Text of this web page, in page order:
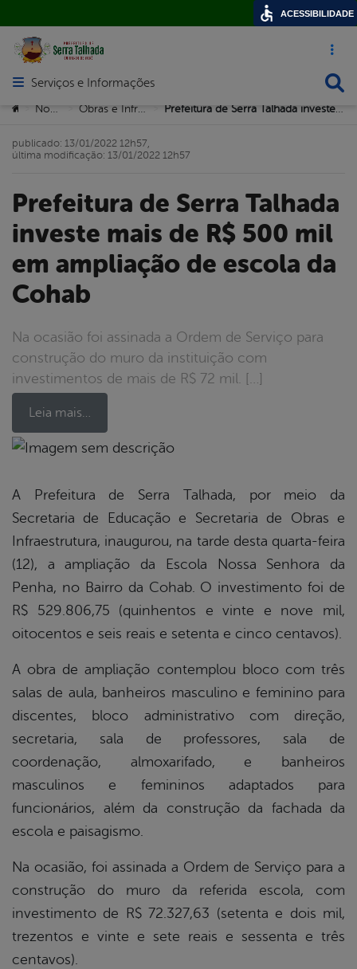
Acesso
Abrir menu principal de navegação
Serviços e Informações
Você está aqui:
> > Obras e Infrastrutura > Prefeitura de Serra Talhada investe mais de R$ 500 mil em ampliação de escola da Cohab
Prefeitura de Serra Talhada
investe mais de R$ 500 mil
em ampliação de escola da
Cohab
Na ocasião foi assinada a Ordem de Serviço para
construção do muro da instituição com
investimentos de mais de R$ 72 mil. […]
Leia mais…
publicado: 13/01/2022 12h57,
última modificação: 13/01/2022 12h57
A Prefeitura de Serra Talhada, por meio da
Secretaria de Educação e Secretaria de Obras e
Infraestrutura, inaugurou, na tarde desta quarta-feira
(12), a ampliação da Escola Nossa Senhora da
Penha, no Bairro da Cohab. O investimento foi de
R$ 529.806,75 (quinhentos e vinte e nove mil,
oitocentos e seis reais e setenta e cinco centavos).
A obra de ampliação contemplou bloco com três
salas de aula, banheiros masculino e feminino para
discentes, bloco administrativo com direção,
secretaria, sala de professores, sala de
coordenação, almoxarifado, e banheiros
masculinos e femininos adaptados para
funcionários, além da construção da fachada da
escola e paisagismo.
Na ocasião, foi assinada a Ordem de Serviço para a
construção do muro da referida escola, com
investimento de R$ 72.327,63 (setenta e dois mil,
trezentos e vinte e sete reais e sessenta e três
centavos).
ACESSIBILIDADE